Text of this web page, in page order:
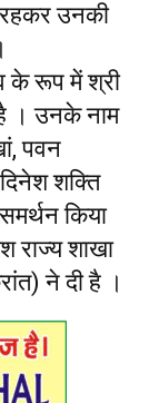
रहकर उनकी
के रूप में श्री
। उनके नाम
पवन
शक्ति
किया
राज्य शाखा
ने दी है ।